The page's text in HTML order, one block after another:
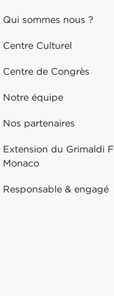
Qui sommes nous ?
Centre Culturel
Centre de Congrès
Notre équipe
Nos partenaires
Extension du Grimaldi
Monaco
Responsable & engagé